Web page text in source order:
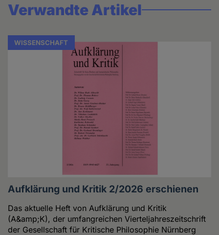
Verwandte Artikel
WISSENSCHAFT
Aufklärung und Kritik 2/2026 erschienen
Das aktuelle Heft von Aufklärung und Kritik
(A&amp;K), der umfangreichen Vierteljahreszeitschrift
der Gesellschaft für Kritische Philosophie Nürnberg